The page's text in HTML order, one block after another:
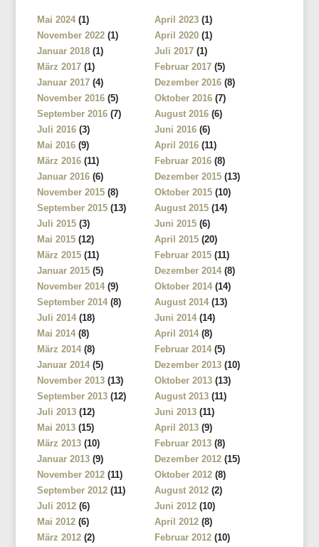
Mai 2024 (1) April 2023 (1)
November 2022 (1) April 2020 (1)
Januar 2018 (1) Juli 2017 (1)
März 2017 (1) Februar 2017 (5)
Januar 2017 (4) Dezember 2016 (8)
November 2016 (5) Oktober 2016 (7)
September 2016 (7) August 2016 (6)
Juli 2016 (3) Juni 2016 (6)
Mai 2016 (9) April 2016 (11)
März 2016 (11) Februar 2016 (8)
Januar 2016 (6) Dezember 2015 (13)
November 2015 (8) Oktober 2015 (10)
September 2015 (13) August 2015 (14)
Juli 2015 (3) Juni 2015 (6)
Mai 2015 (12) April 2015 (20)
März 2015 (11) Februar 2015 (11)
Januar 2015 (5) Dezember 2014 (8)
November 2014 (9) Oktober 2014 (14)
September 2014 (8) August 2014 (13)
Juli 2014 (18) Juni 2014 (14)
Mai 2014 (8) April 2014 (8)
März 2014 (8) Februar 2014 (5)
Januar 2014 (5) Dezember 2013 (10)
November 2013 (13) Oktober 2013 (13)
September 2013 (12) August 2013 (11)
Juli 2013 (12) Juni 2013 (11)
Mai 2013 (15) April 2013 (9)
März 2013 (10) Februar 2013 (8)
Januar 2013 (9) Dezember 2012 (15)
November 2012 (11) Oktober 2012 (8)
September 2012 (11) August 2012 (2)
Juli 2012 (6) Juni 2012 (10)
Mai 2012 (6) April 2012 (8)
März 2012 (2) Februar 2012 (10)